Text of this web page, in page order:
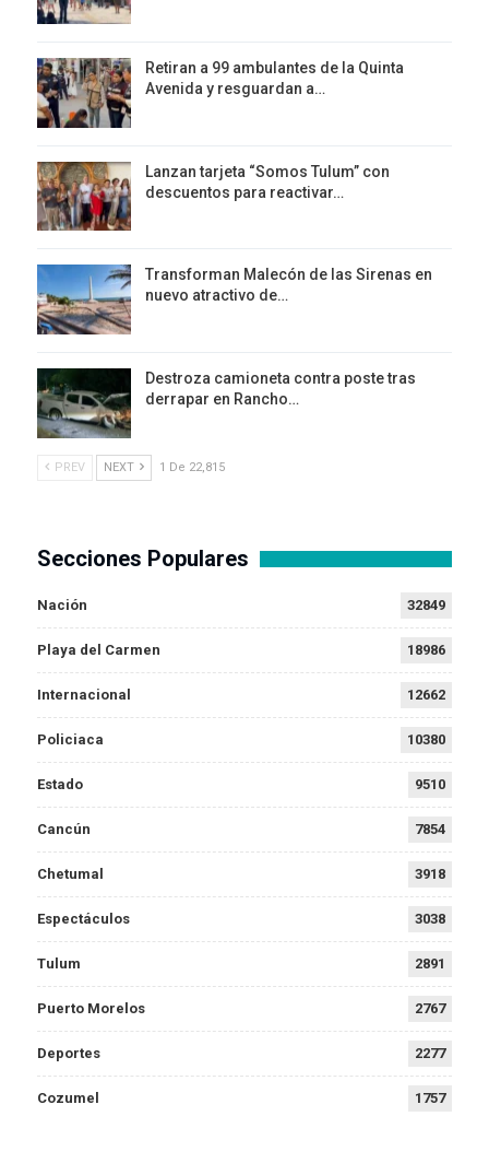
Retiran a 99 ambulantes de la Quinta
Avenida y resguardan a…
Lanzan tarjeta “Somos Tulum” con
descuentos para reactivar…
Transforman Malecón de las Sirenas en
nuevo atractivo de…
Destroza camioneta contra poste tras
derrapar en Rancho…
PREV NEXT 1 De 22,815
Secciones Populares
Nación 32849
Playa del Carmen 18986
Internacional 12662
Policiaca 10380
Estado 9510
Cancún 7854
Chetumal 3918
Espectáculos 3038
Tulum 2891
Puerto Morelos 2767
Deportes 2277
Cozumel 1757